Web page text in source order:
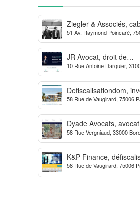
Ziegler & Associés,
d’avocats en droit
cryptomonnaie et
financières
51 Av. Raymond Poincaré,
JR Avocat, droit de
l’environnement et de
l’urbanisme
10 Rue Antoine Darquier,
Defiscalisationdom,
dans l’immobilier neuf
mer
58 Rue de Vaugirard, 75006
Dyade Avocats,
des procédures contre
MDPH
58 Rue Vergniaud, 33000
K&P Finance,
placements financiers
58 Rue de Vaugirard, 75006